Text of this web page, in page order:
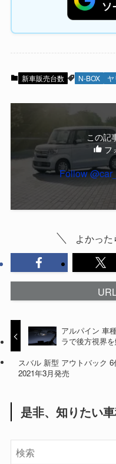
新車販売台数 N-BOX
この記
フ
Follow
よかった
アルパイン 車
ラで後方視界
スバル 新型 アウトバック
2021年3月発売
是非、知りたい